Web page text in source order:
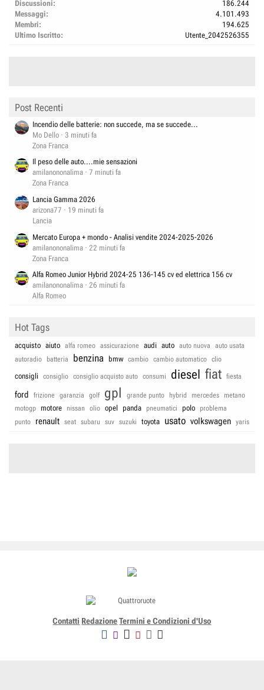
Discussioni
186.244
Messaggi
4.101.493
Membri
194.625
Ultimo Iscritto
Utente_2042526355
Post Recenti
Incendio delle batterie: non succede, ma se succede...
Mo Dello
3 minuti fa
Zona Franca
Il peso delle auto....mie sensazioni
amilanononalima
7 minuti fa
Zona Franca
Lancia Gamma 2026
arizona77
19 minuti fa
Lancia
Mercato Europa + mondo - Analisi vendite 2024-2025-2026
amilanononalima
22 minuti fa
Zona Franca
Alfa Romeo Junior Hybrid 2024-25 136-145 cv ed elettrica 156 cv
amilanononalima
26 minuti fa
Alfa Romeo
Hot Tags
acquisto aiuto alfa romeo assicurazione audi auto auto nuova
auto usata
autoradio
batteria benzina bmw cambio cambio automatico clio
consigli consiglio consiglio acquisto auto consumi diesel fiat fiesta
ford frizione garanzia golf gpl grande punto hybrid mercedes
metano
motogp
motore nissan olio opel panda pneumatici polo
problema
punto
renault seat subaru suv suzuki toyota usato volkswagen yaris
Contatti Redazione Termini e Condizioni d'Uso